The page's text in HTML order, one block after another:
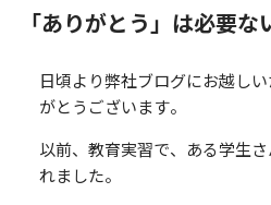
「ありがとう」は必要な
日頃より弊社ブログにお越し
がとうございます。
以前、教育実習で、ある学生
れました。